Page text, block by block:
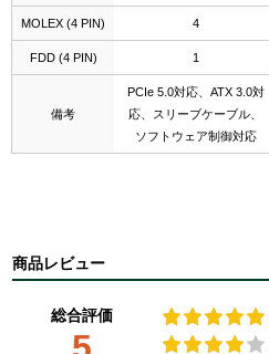
MOLEX (4 PIN) 4
FDD (4 PIN) 1
備考
PCIe 5.0対応、ATX 3.0対
応、スリーブケーブル、
ソフトウェア制御対応
商品レビュー
総合評価